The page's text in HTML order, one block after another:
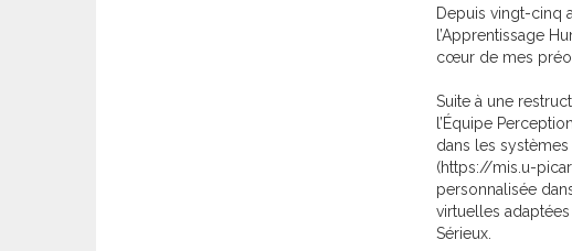
Depuis vingt-cinq
l’Apprentissage
cœur de mes
Suite à une
l’Équipe
dans les
(https://mis.u-
personnalisée
virtuelles
Sérieux.